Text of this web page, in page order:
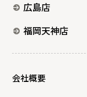
広島店
福岡天神店
会社概要